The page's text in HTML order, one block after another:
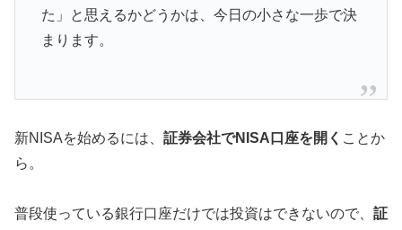
た」と思えるかどうかは、今日の小さな一歩で決
まります。
新NISAを始めるには、 証券会社でNISA口座を開く ことか
ら。
普段使っている銀行口座だけでは投資はできないので、 証